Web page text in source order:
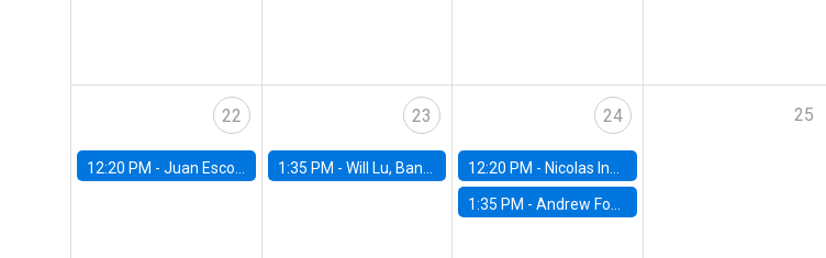
22
12:20 PM - Juan Escobar, Universidad de Chile
23
1:35 PM - Will Lu, Banco Central de Chile
24
12:20 PM - Nicolas Inostroza, Rotman School of Management, University of Toronto
1:35 PM -Andrew Foster, Brown University
25